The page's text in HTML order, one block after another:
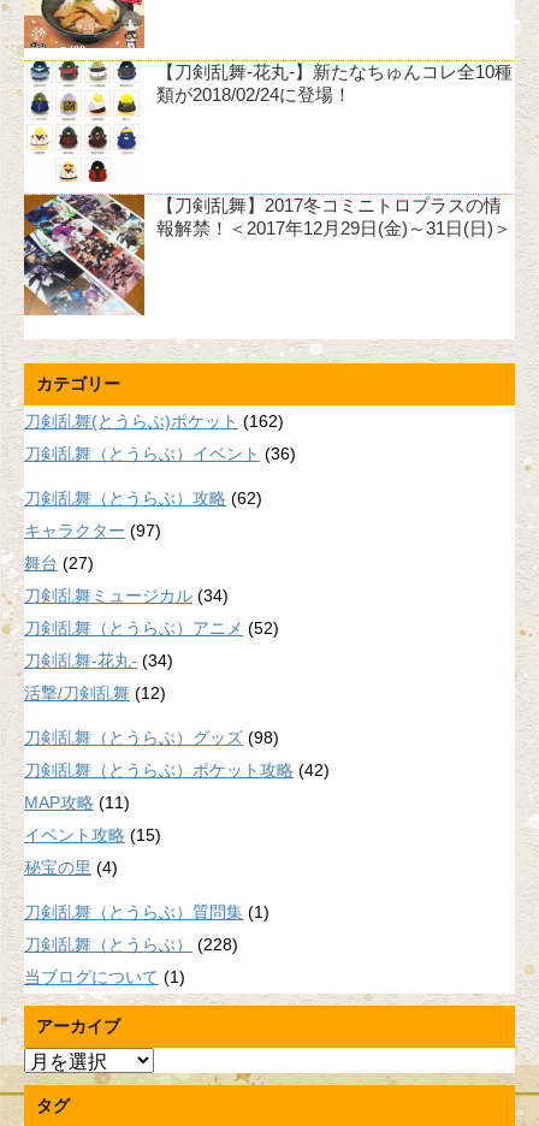
【刀剣乱舞-花丸-】新たなちゅんコレ全10種
類が2018/02/24に登場！
【刀剣乱舞】2017冬コミニトロプラスの情
報解禁！＜2017年12月29日(金)～31日(日)＞
カテゴリー
刀剣乱舞(とうらぶ)ポケット (162)
刀剣乱舞（とうらぶ）イベント (36)
刀剣乱舞（とうらぶ）攻略 (62)
キャラクター (97)
舞台 (27)
刀剣乱舞ミュージカル (34)
刀剣乱舞（とうらぶ）アニメ (52)
刀剣乱舞-花丸- (34)
活撃/刀剣乱舞 (12)
刀剣乱舞（とうらぶ）グッズ (98)
刀剣乱舞（とうらぶ）ポケット攻略 (42)
MAP攻略 (11)
イベント攻略 (15)
秘宝の里 (4)
刀剣乱舞（とうらぶ）質問集 (1)
刀剣乱舞（とうらぶ）
(228)
当ブログについて (1)
アーカイブ
ア
ー
カタグ